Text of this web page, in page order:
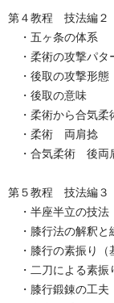
第４教程 技法編
・五ヶ条の体系
・柔術の攻撃パタ
・後取の攻撃形態
・後取の意味
・柔術から合気柔
・柔術 両肩捻
・合気柔術 後両
第５教程 技法編３
・半座半立の技法
・膝行法の解釈と
・膝行の素振り（
・二刀による素振
・膝行鍛錬の工夫